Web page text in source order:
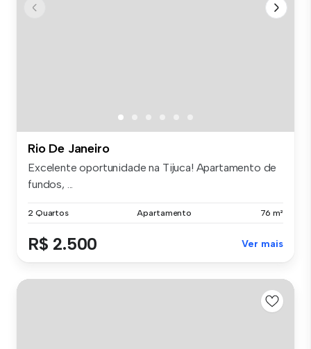
Rio De Janeiro
Excelente oportunidade na Tijuca! Apartamento de
fundos, ...
2 Quartos Apartamento 76 m²
R$ 2.500 Ver mais